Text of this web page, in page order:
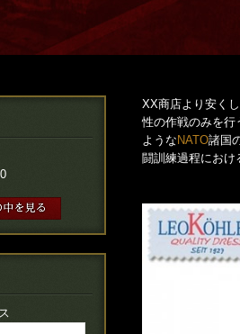
XX商店より安く
性の作戦のみを行
ような NATO諸国
闘訓練過程におけ